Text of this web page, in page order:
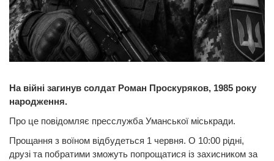
На війні загинув солдат Роман Проскуряков, 1985 року
народження.
Про це повідомляє пресслужба Уманської міськради.
Прощання з воїном відбудеться 1 червня. О 10:00 рідні,
друзі та побратими зможуть попрощатися із захисником за